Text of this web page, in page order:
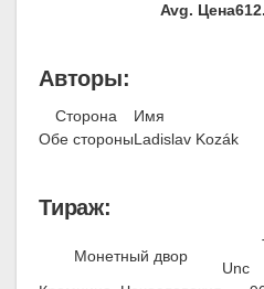
Avg. Цена
Авторы:
Сторона
Имя
Обе стороныLadislav Kozák
Тираж:
Монетный двор
Unc